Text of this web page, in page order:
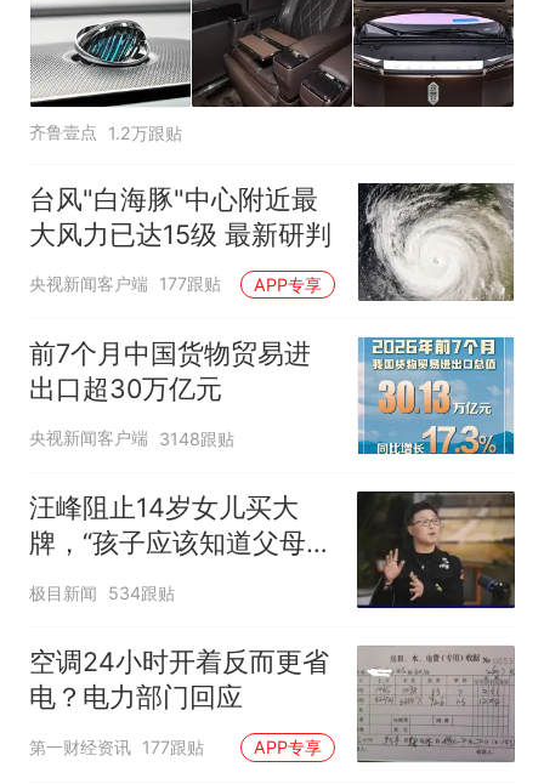
齐鲁壹点 1.2万跟贴
台风"白海豚"中心附近最
大风力已达15级 最新研判
央视新闻客户端 177跟贴 APP专享
前7个月中国货物贸易进
出口超30万亿元
央视新闻客户端 3148跟贴
汪峰阻止14岁女儿买大
牌，“孩子应该知道父母的
不易”，称自己买衣服80%
都在淘宝
极目新闻 534跟贴
空调24小时开着反而更省
电？电力部门回应
第一财经资讯 177跟贴 APP专享